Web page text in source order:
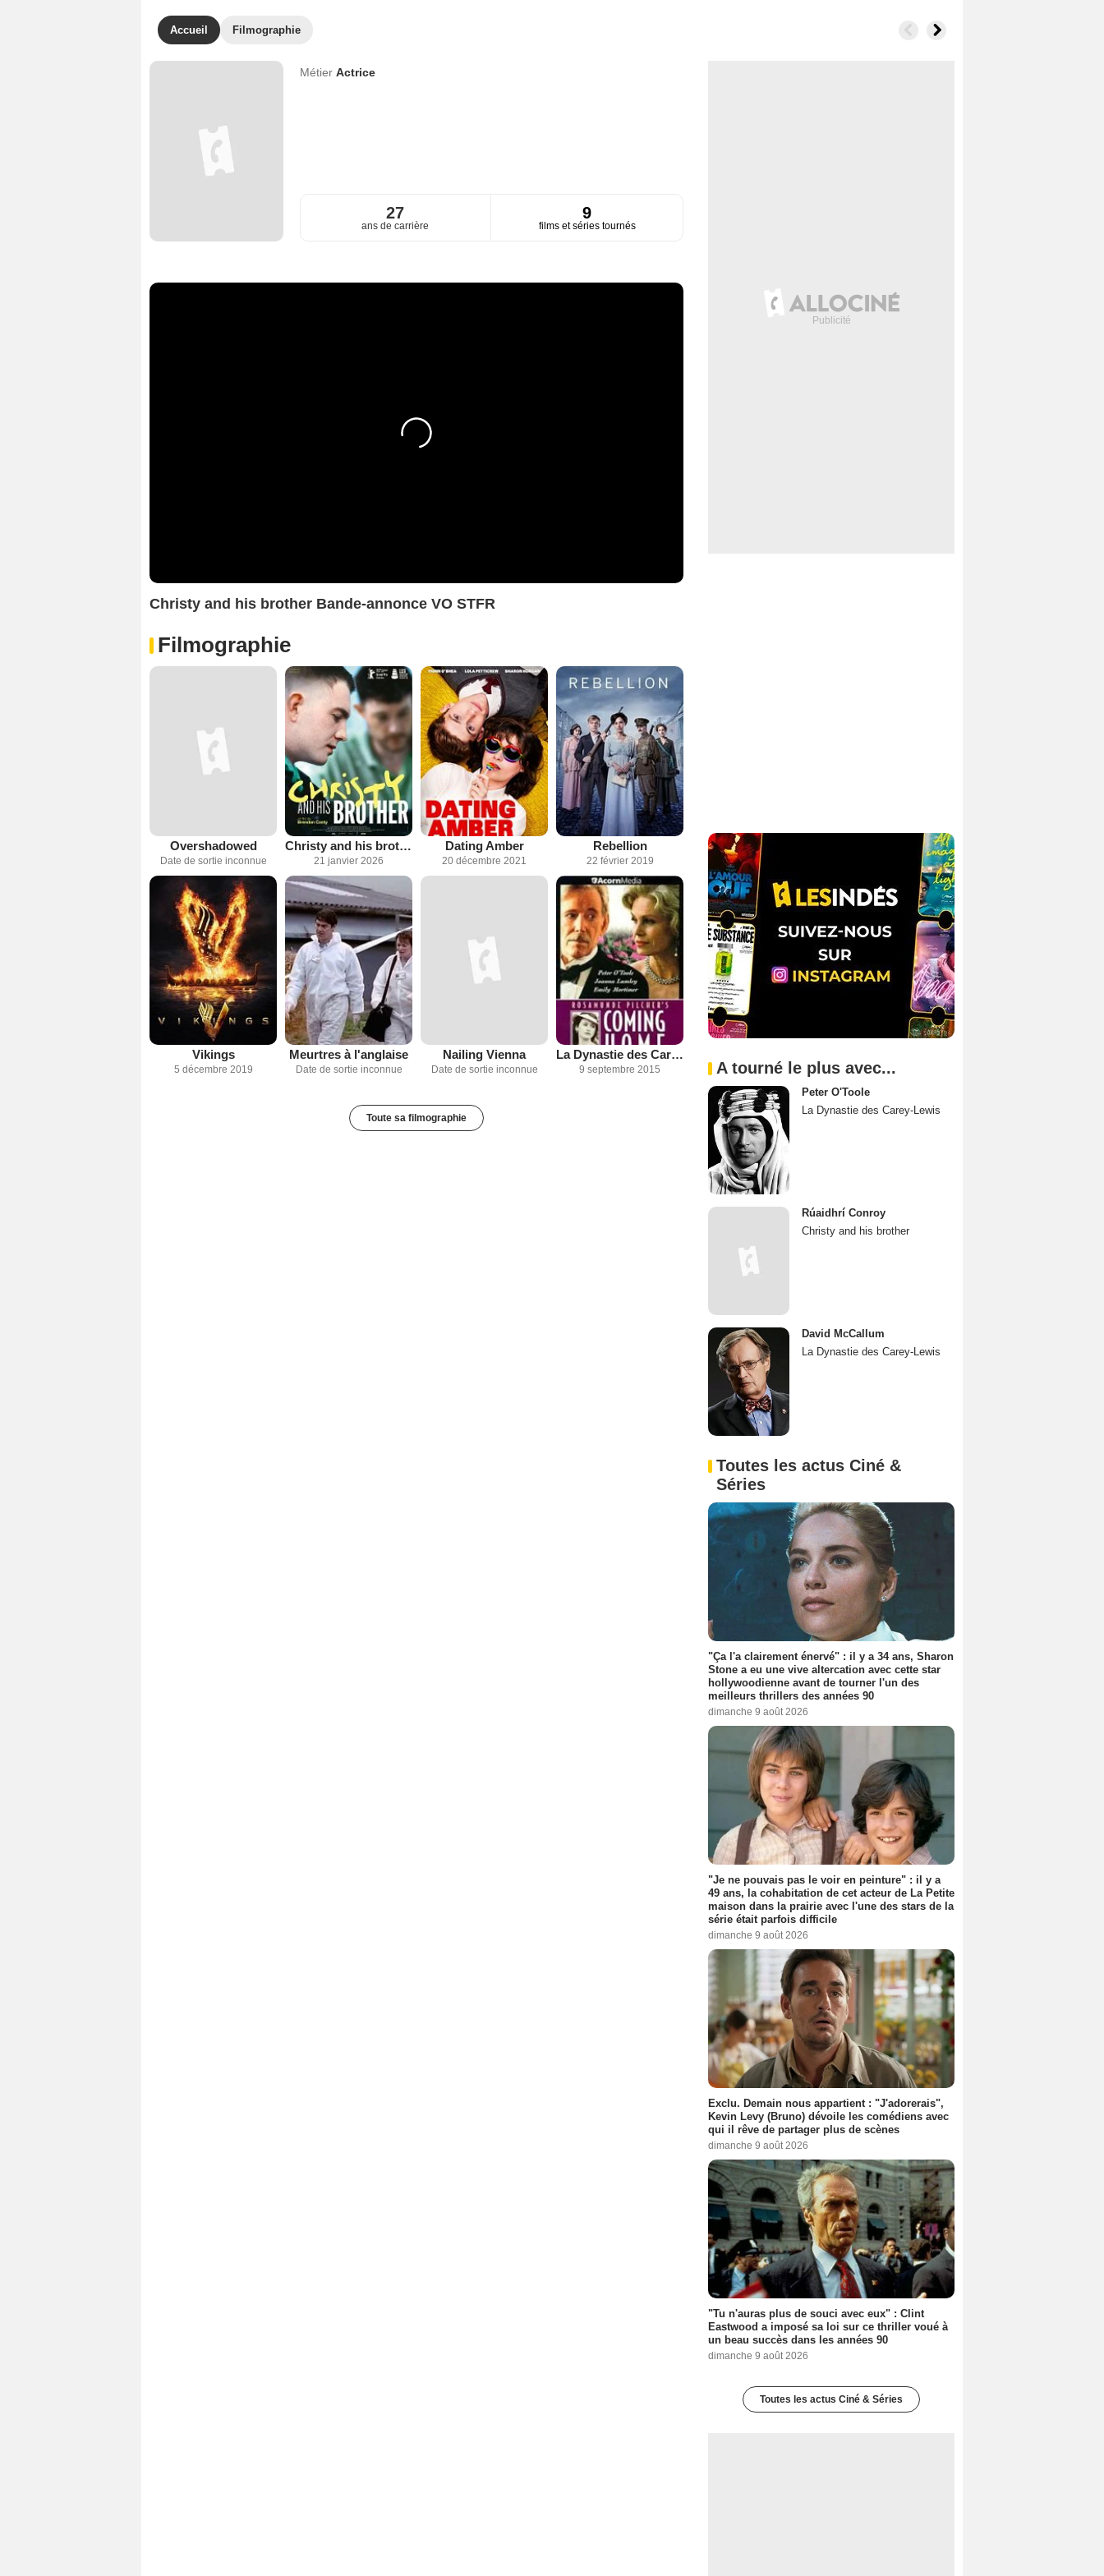
Accueil Filmographie
Métier Actrice
27
ans de carrière
9
films et séries tournés
Christy and his brother Bande-annonce VO STFR
Filmographie
Overshadowed
Date de sortie inconnue
Christy and his brother
21 janvier 2026
Dating Amber
20 décembre 2021
Rebellion
22 février 2019
Vikings
5 décembre 2019
Meurtres à l'anglaise
Date de sortie inconnue
Nailing Vienna
Date de sortie inconnue
La Dynastie des Carey-Lewis
9 septembre 2015
Toute sa filmographie
A tourné le plus avec...
Peter O'Toole
La Dynastie des Carey-Lewis
Rúaidhrí Conroy
Christy and his brother
David McCallum
La Dynastie des Carey-Lewis
Toutes les actus Ciné &
Séries
"Ça l'a clairement énervé" : il y a 34 ans, Sharon
Stone a eu une vive altercation avec cette star
hollywoodienne avant de tourner l'un des
meilleurs thrillers des années 90
dimanche 9 août 2026
"Je ne pouvais pas le voir en peinture" : il y a
49 ans, la cohabitation de cet acteur de La Petite
maison dans la prairie avec l'une des stars de la
série était parfois difficile
dimanche 9 août 2026
Exclu. Demain nous appartient : "J'adorerais",
Kevin Levy (Bruno) dévoile les comédiens avec
qui il rêve de partager plus de scènes
dimanche 9 août 2026
"Tu n'auras plus de souci avec eux" : Clint
Eastwood a imposé sa loi sur ce thriller voué à
un beau succès dans les années 90
dimanche 9 août 2026
Toutes les actus Ciné & Séries